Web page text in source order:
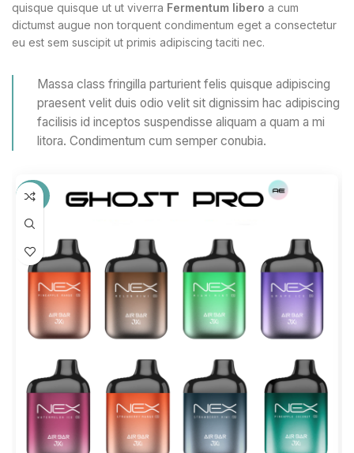
quisque quisque ut ut viverra Fermentum libero a cum
dictumst augue non torquent condimentum eget a consectetur
eu est sem suscipit ut primis adipiscing taciti nec.
Massa class fringilla parturient felis quisque adipiscing
praesent velit duis odio velit sit dignissim hac adipiscing
facilisis id inceptos suspendisse aliquam a quam a mi
litora. Condimentum cum semper conubia.
-38%